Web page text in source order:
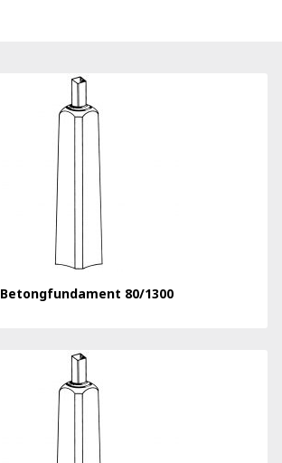
Betongfundament 80/1300